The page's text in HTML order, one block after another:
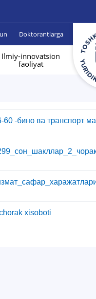
Doktorantlarga
Ilmiy-innovatsion
faoliyat
60 -бино ва транспорт
xisoboti